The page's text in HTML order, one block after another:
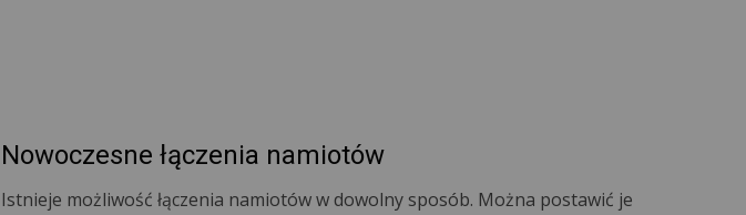
Nowoczesne łączenia namiotów
Istnieje możliwość łączenia namiotów w dowolny sposób. Można postawić je